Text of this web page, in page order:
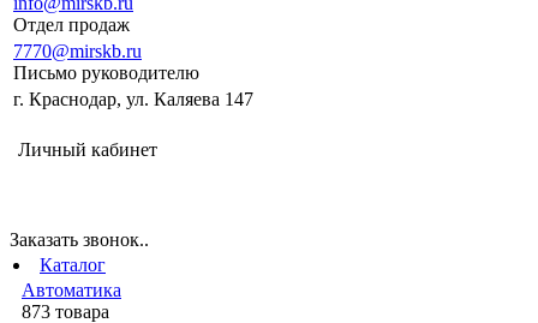
Отдел продаж
7770@mirskb.ru
Письмо руководителю
г. Краснодар, ул. Каляева 147
Личный кабинет
Заказать звонок..
Каталог
Автоматика
873 товара